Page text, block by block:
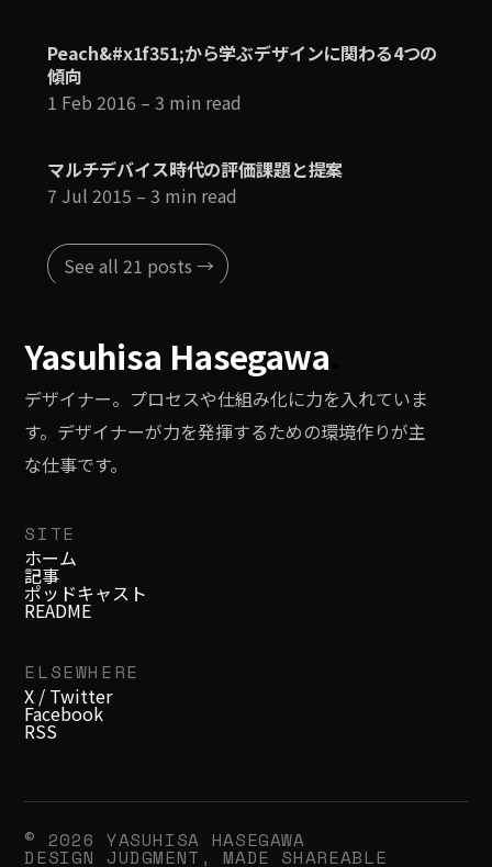
Peach&#x1f351;から学ぶデザインに関わる4つの
傾向
1 Feb 2016 – 3 min read
マルチデバイス時代の評価課題と提案
7 Jul 2015 – 3 min read
See all 21 posts →
Yasuhisa Hasegawa
デザイナー。プロセスや仕組み化に力を入れていま
す。デザイナーが力を発揮するための環境作りが主
な仕事です。
SITE
ホーム
記事
ポッドキャスト
README
ELSEWHERE
X / Twitter
Facebook
RSS
© 2026 YASUHISA HASEGAWA
DESIGN JUDGMENT, MADE SHAREABLE